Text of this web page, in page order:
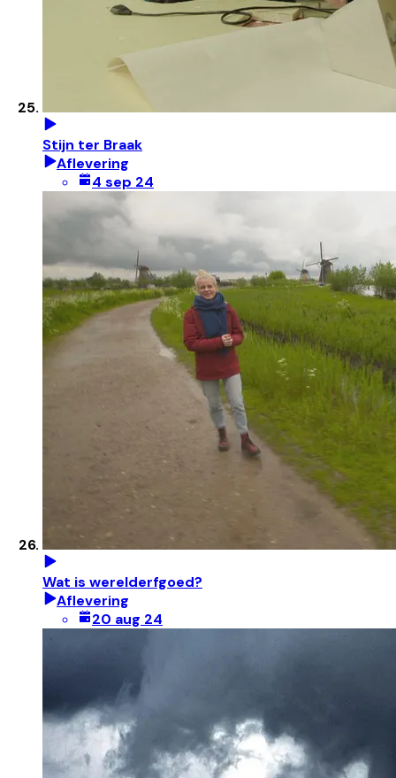
Stijn ter Braak
Aflevering
4 sep 24
Wat is werelderfgoed?
Aflevering
20 aug 24